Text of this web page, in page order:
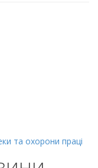
та охорони праці